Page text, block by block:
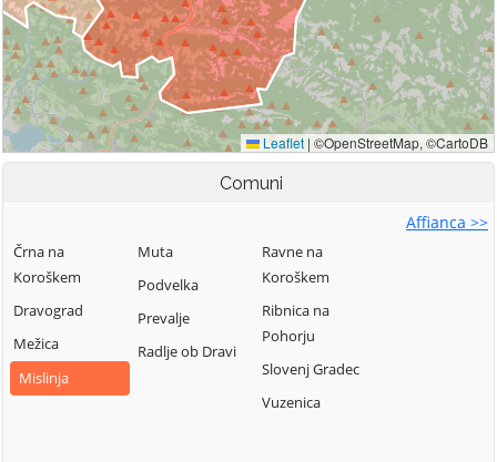
Comuni
Affianca >>
Črna na
Koroškem
Dravograd
Mežica
Mislinja
Muta
Podvelka
Prevalje
Radlje ob Dravi
Ravne na
Koroškem
Ribnica na
Pohorju
Slovenj Gradec
Vuzenica